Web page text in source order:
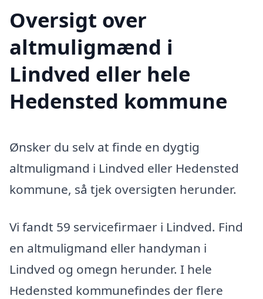
Oversigt over
altmuligmænd i
Lindved eller hele
Hedensted kommune
Ønsker du selv at finde en dygtig
altmuligmand i Lindved eller Hedensted
kommune, så tjek oversigten herunder.
Vi fandt 59 servicefirmaer i Lindved. Find
en altmuligmand eller handyman i
Lindved og omegn herunder. I hele
Hedensted kommunefindes der flere